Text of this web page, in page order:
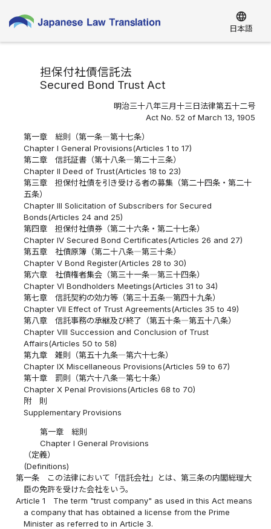
language
日本語
担保付社債信託法
Secured Bond Trust Act
明治三十八年三月十三日法律第五十二号
Act No. 52 of March 13, 1905
第一章 総則（第一条―第十七条）
Chapter I General Provisions(Articles 1 to 17)
第二章 信託証書（第十八条―第二十三条）
Chapter II Deed of Trust(Articles 18 to 23)
第三章 担保付社債を引き受ける者の募集（第二十四条・第二十
五条）
Chapter III Solicitation of Subscribers for Secured
Bonds(Articles 24 and 25)
第四章 担保付社債券（第二十六条・第二十七条）
Chapter IV Secured Bond Certificates(Articles 26 and 27)
第五章 社債原簿（第二十八条―第三十条）
Chapter V Bond Register(Articles 28 to 30)
第六章 社債権者集会（第三十一条―第三十四条）
Chapter VI Bondholders Meetings(Articles 31 to 34)
第七章 信託契約の効力等（第三十五条―第四十九条）
Chapter VII Effect of Trust Agreements(Articles 35 to 49)
第八章 信託事務の承継及び終了（第五十条―第五十八条）
Chapter VIII Succession and Conclusion of Trust
Affairs(Articles 50 to 58)
第九章 雑則（第五十九条―第六十七条）
Chapter IX Miscellaneous Provisions(Articles 59 to 67)
第十章 罰則（第六十八条―第七十条）
Chapter X Penal Provisions(Articles 68 to 70)
附 則
Supplementary Provisions
第一章 総則
Chapter I General Provisions
（定義）
(Definitions)
第一条
この法律において「信託会社」とは、第三条の内閣総理大
臣の免許を受けた会社をいう。
Article 1
The term "trust company" as used in this Act means
a company that has obtained a license from the Prime
Minister as referred to in Article 3.